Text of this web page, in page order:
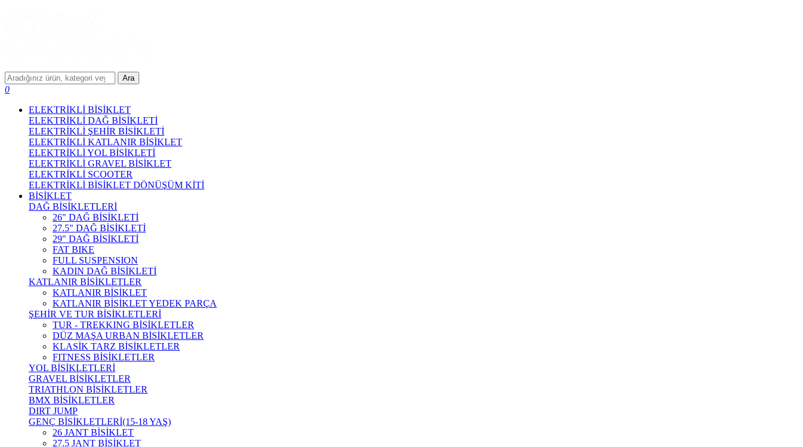
Ara
0
ELEKTRİKLİ BİSİKLET
ELEKTRİKLİ DAĞ BİSİKLETİ
ELEKTRİKLİ ŞEHİR BİSİKLETİ
ELEKTRİKLİ KATLANIR BİSİKLET
ELEKTRİKLİ YOL BİSİKLETİ
ELEKTRİKLİ GRAVEL BİSİKLET
ELEKTRİKLİ SCOOTER
ELEKTRİKLİ BİSİKLET DÖNÜŞÜM KİTİ
BİSİKLET
DAĞ BİSİKLETLERİ
26" DAĞ BİSİKLETİ
27.5" DAĞ BİSİKLETİ
29" DAĞ BİSİKLETİ
FAT BIKE
FULL SUSPENSION
KADIN DAĞ BİSİKLETİ
KATLANIR BİSİKLETLER
KATLANIR BİSİKLET
KATLANIR BİSİKLET YEDEK PARÇA
ŞEHİR VE TUR BİSİKLETLERİ
TUR - TREKKING BİSİKLETLER
DÜZ MAŞA URBAN BİSİKLETLER
KLASİK TARZ BİSİKLETLER
FITNESS BİSİKLETLER
YOL BİSİKLETLERİ
GRAVEL BİSİKLETLER
TRIATHLON BİSİKLETLER
BMX BİSİKLETLER
DIRT JUMP
GENÇ BİSİKLETLERİ(15-18 YAŞ)
26 JANT BİSİKLET
27.5 JANT BİSİKLET